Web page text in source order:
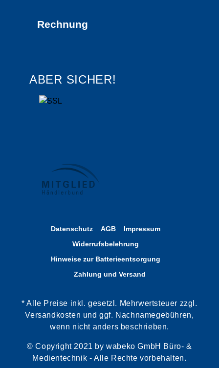
Rechnung
ABER SICHER!
Datenschutz AGB
Impressum
Widerrufsbelehrung
Hinweise zur Batterieentsorgung
Zahlung und Versand
* Alle Preise inkl. gesetzl. Mehrwertsteuer zzgl.
Versandkosten und ggf. Nachnamegebühren,
wenn nicht anders beschrieben.
© Copyright 2021 by wabeko GmbH Büro- &
Medientechnik - Alle Rechte vorbehalten.